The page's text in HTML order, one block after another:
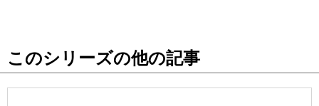
公式SNS
このシリーズの他の記事